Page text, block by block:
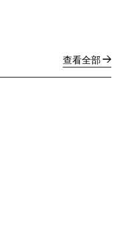
查看全部